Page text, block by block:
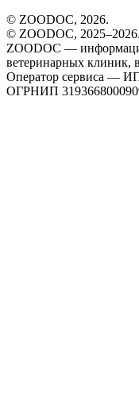
© ZOODOC, 2026.
© ZOODOC, 2025–2026.
ZOODOC —
ветеринарных клиник,
Оператор сервиса —
ОГРНИП